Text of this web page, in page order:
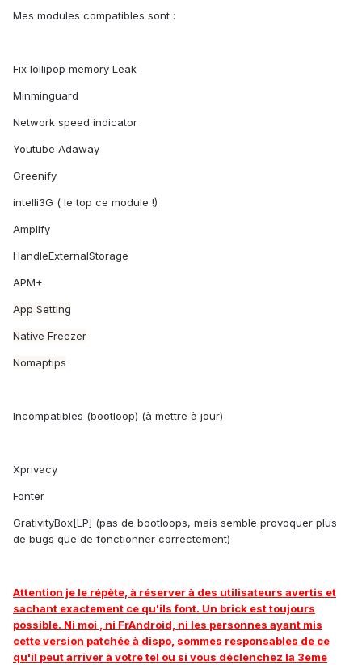
Mes modules compatibles sont :
Fix lollipop memory Leak
Minminguard
Network speed indicator
Youtube Adaway
Greenify
intelli3G ( le top ce module !)
Amplify
HandleExternalStorage
APM+
App Setting
Native Freezer
Nomaptips
Incompatibles (bootloop) (à mettre à jour)
Xprivacy
Fonter
GrativityBox[LP] (pas de bootloops, mais semble provoquer plus
de bugs que de fonctionner correctement)
Attention je le répète, à réserver à des utilisateurs avertis et
sachant exactement ce qu'ils font. Un brick est toujours
possible. Ni moi , ni FrAndroid, ni les personnes ayant mis
cette version patchée à dispo, sommes responsables de ce
qu'il peut arriver à votre tel ou si vous déclenchez la 3eme